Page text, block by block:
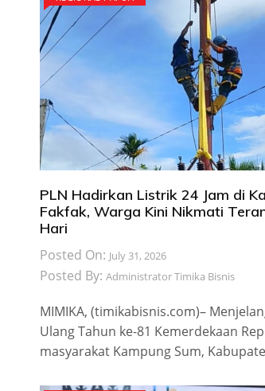
PLN Hadirkan Listrik 24 Jam di
Fakfak, Warga Kini Nikmati
Hari
Posted On: July 31, 2026
Posted By: Administrator Timika Bisnis
MIMIKA, (timikabisnis.com)–
Ulang Tahun ke-81 Kemerdekaan
masyarakat Kampung Sum,